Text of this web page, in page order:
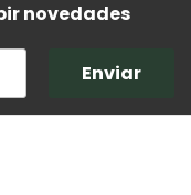
novedades
Enviar